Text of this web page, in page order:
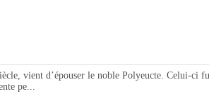
vient d’épouser le noble Polyeucte. Celui-ci
pe...